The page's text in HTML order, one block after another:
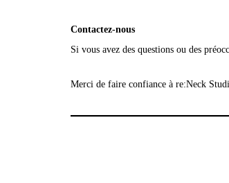
Contactez-nous
Si vous avez des questions ou des
Merci de faire confiance à re:Neck